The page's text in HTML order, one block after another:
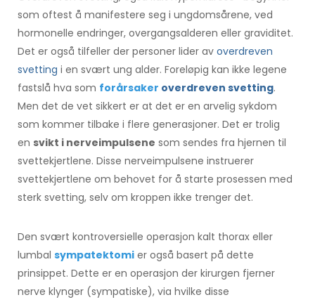
som oftest å manifestere seg i ungdomsårene, ved
hormonelle endringer, overgangsalderen eller graviditet.
Det er også tilfeller der personer lider av overdreven
svetting i en svært ung alder. Foreløpig kan ikke legene
fastslå hva som forårsaker overdreven svetting.
Men det de vet sikkert er at det er en arvelig sykdom
som kommer tilbake i flere generasjoner. Det er trolig
en svikt i nerveimpulsene som sendes fra hjernen til
svettekjertlene. Disse nerveimpulsene instruerer
svettekjertlene om behovet for å starte prosessen med
sterk svetting, selv om kroppen ikke trenger det.
Den svært kontroversielle operasjon kalt thorax eller
lumbal sympatektomi er også basert på dette
prinsippet. Dette er en operasjon der kirurgen fjerner
nerve klynger (sympatiske), via hvilke disse